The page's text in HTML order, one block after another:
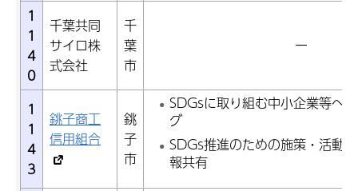
1
1
4
0
千葉共同
サイロ株
式会社
千
葉
市
ー
1
1
4
3
銚子商工
信用組合
銚
子
市
SDGsに取り組む中小企業等へ
グ
SDGs推進のための施策・活動
報共有